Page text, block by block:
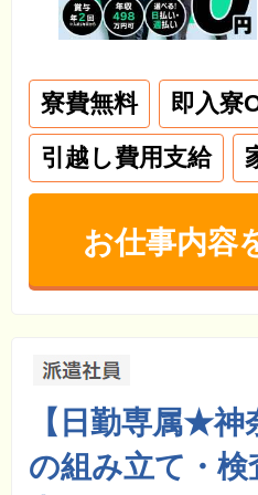
寮費無料 即入寮
引越し費用支給
お仕事内容
【日勤専属★
の組み立て・